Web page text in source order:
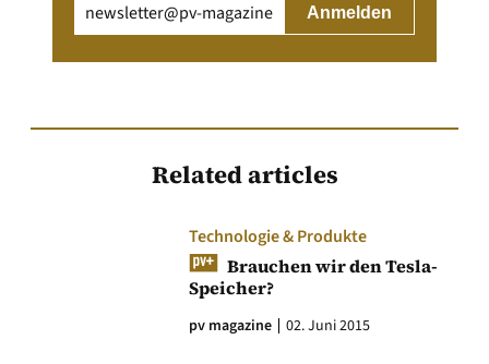
Related articles
Technologie & Produkte
Brauchen wir den Tesla-
Speicher?
pv magazine 02. Juni 2015